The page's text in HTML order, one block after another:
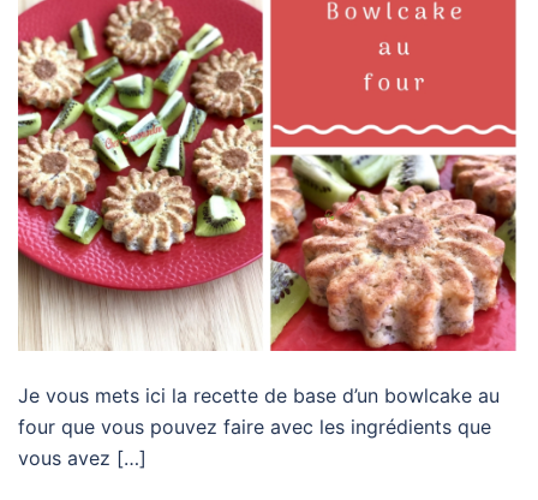
Je vous mets ici la recette de base d’un bowlcake au
four que vous pouvez faire avec les ingrédients que
vous avez […]